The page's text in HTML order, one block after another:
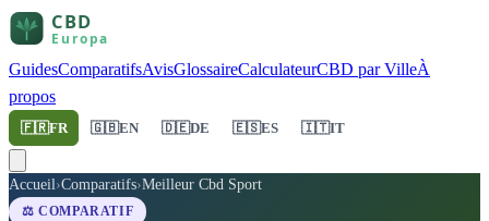
GuidesComparatifsAvisGlossaireCalculateurCBD par VilleÀ
propos
🇫🇷FR 🇬🇧EN 🇩🇪DE 🇪🇸ES 🇮🇹IT
Accueil›Comparatifs›Meilleur Cbd Sport
⚖️ COMPARATIF